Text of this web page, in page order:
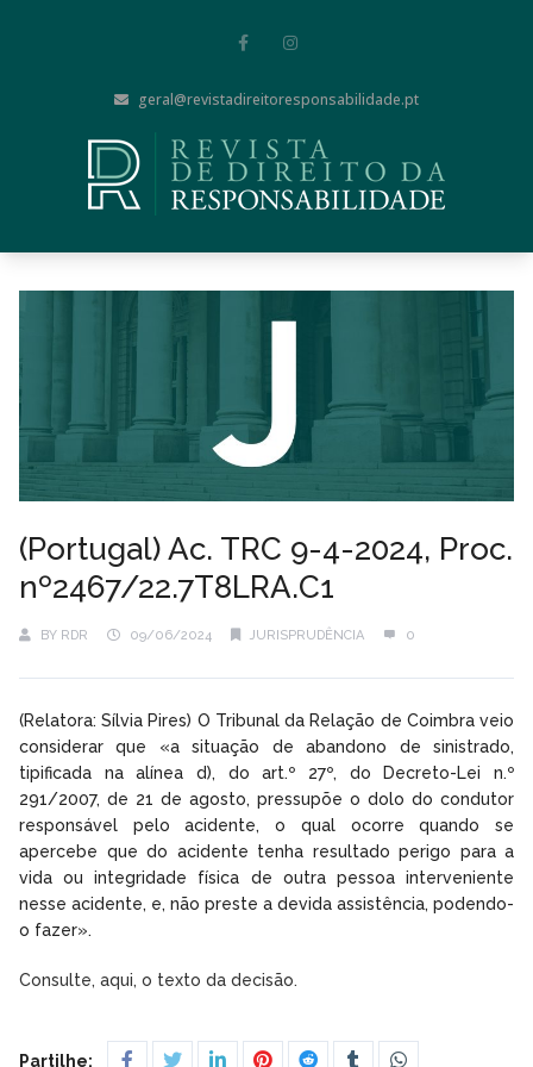
geral@revistadireitoresponsabilidade.pt
(Portugal) Ac. TRC 9-4-2024, Proc.
nº2467/22.7T8LRA.C1
BY RDR 09/06/2024 JURISPRUDÊNCIA 0
(Relatora: Sílvia Pires) O Tribunal da Relação de Coimbra veio
considerar que «a situação de abandono de sinistrado,
tipificada na alínea d), do art.º 27º, do Decreto-Lei n.º
291/2007, de 21 de agosto, pressupõe o dolo do condutor
responsável pelo acidente, o qual ocorre quando se
apercebe que do acidente tenha resultado perigo para a
vida ou integridade física de outra pessoa interveniente
nesse acidente, e, não preste a devida assistência, podendo-
o fazer».
Consulte, aqui, o texto da decisão.
Partilhe: